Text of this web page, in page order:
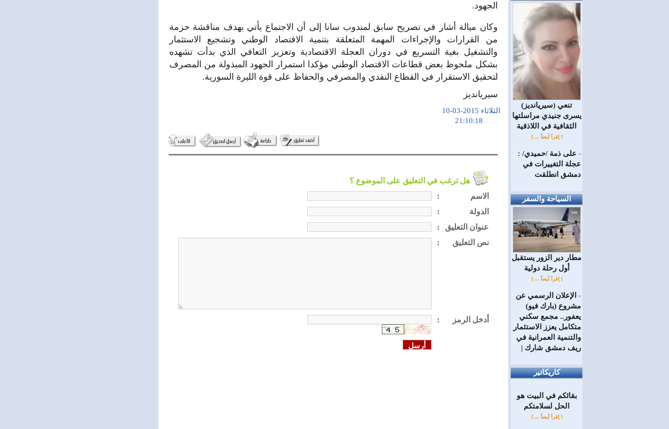
الجهود.
وكان ميالة أشار في تصريح سابق لمندوب سانا إلى أن الاجتماع يأتي بهدف مناقشة حزمة
من القرارات والإجراءات المهمة المتعلقة بتنمية الاقتصاد الوطني وتشجيع الاستثمار
والتشغيل بغية التسريع في دوران العجلة الاقتصادية وتعزيز التعافي الذي بدأت تشهده
بشكل ملحوظ بعض قطاعات الاقتصاد الوطني مؤكدا استمرار الجهود المبذولة من المصرف
لتحقيق الاستقرار في القطاع النقدي والمصرفي والحفاظ على قوة الليرة السورية.
سيريانديز
الثلاثاء 2015-03-10
هل ترغب في التعليق على الموضوع ؟
:
الاسم
:
الدولة
:
عنوان التعليق
:
نص التعليق
: أدخل الرمز
(سيريانديز) تنعي
يسرى جنيدي مراسلتها
الثقافية في اللاذقية
[ إقرأ أيضاً ... ]
= على ذمة /حميدي/ :
عجلة التغييرات في
دمشق انطلقت
السياحة والسفر
مطار دير الزور يستقبل
أول رحلة دولية
[ إقرأ أيضاً ... ]
=
الإعلان الرسمي عن
مشروع (بارك فيو)
يعفور.. مجمع سكني
متكامل يعزز الاستثمار
والتنمية العمرانية في
ريف دمشق شارك |
كاريكاتير
بقائكم في البيت هو
الحل لسلامتكم
[ إقرأ أيضاً ... ]